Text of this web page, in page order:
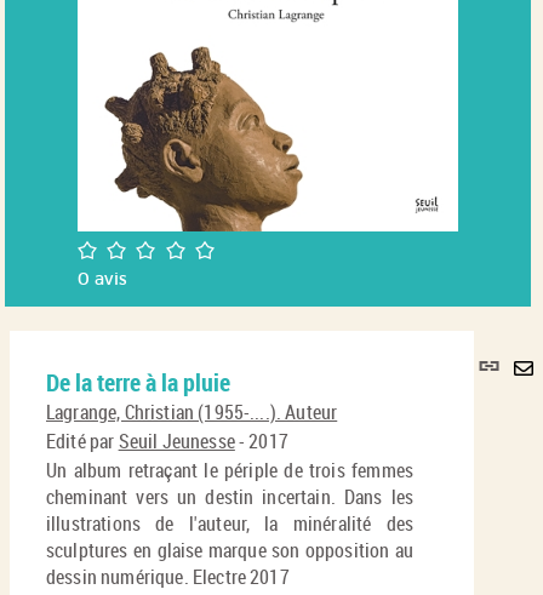
/5
0avis
Lien
De la terre à la pluie
Lagrange, Christian (1955-....). Auteur
Edité parSeuil Jeunesse- 2017
Un album retraçant le périple de trois femmes
cheminant vers un destin incertain. Dans les
illustrations de l'auteur, la minéralité des
sculptures en glaise marque son opposition au
dessin numérique. Electre 2017